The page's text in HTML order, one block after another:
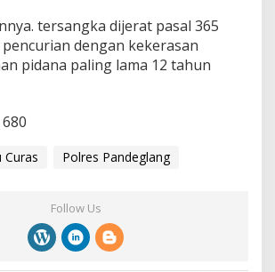
tersangka dijerat pasal 365
dengan kekerasan
pidana paling lama 12 tahun
680
Curas Polres Pandeglang
Follow Us